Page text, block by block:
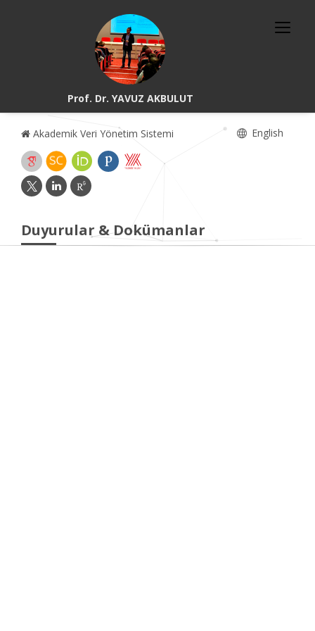
Prof. Dr. YAVUZ AKBULUT
Akademik Veri Yönetim Sistemi English
Duyurular & Dokümanlar